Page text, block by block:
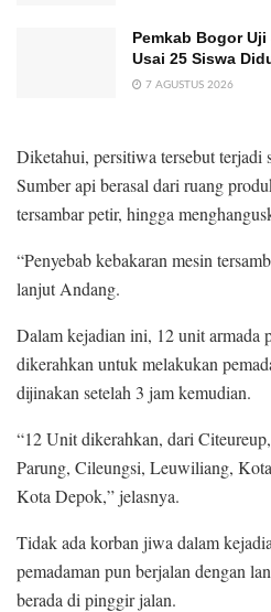
Pemkab Bogor Uji
Usai 25 Siswa
7 AGUSTUS 2026
Diketahui, persitiwa tersebut
Sumber api berasal dari ruang
tersambar petir, hingga
“Penyebab kebakaran mesin
lanjut Andang.
Dalam kejadian ini, 12 unit armada
dikerahkan untuk melakukan
dijinakan setelah 3 jam kemudian.
“12 Unit dikerahkan, dari
Parung, Cileungsi, Leuwiliang,
Kota Depok,” jelasnya.
Tidak ada korban jiwa dalam
pemadaman pun berjalan dengan
berada di pinggir jalan.